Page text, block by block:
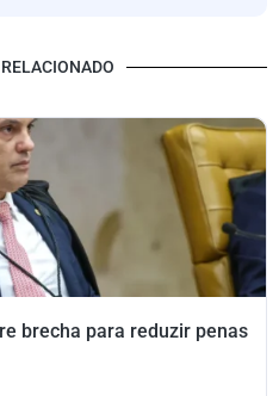
brecha para reduzir penas